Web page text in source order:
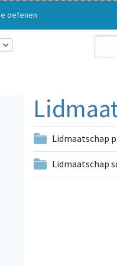
oefenen
Lidmaatschap
Lidmaatschap